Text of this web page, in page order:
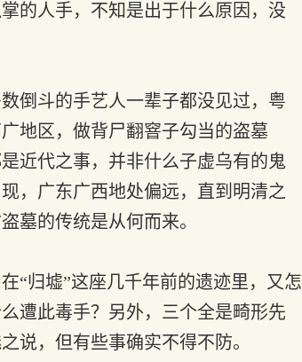
的人手，不知是出于什么原因，没
倒斗的手艺人一辈子都没见过，粤
地区，做背尸翻窨子勾当的盗墓
近代之事，并非什么子虚乌有的鬼
，广东广西地处偏远，直到明清之
墓的传统是从何而来。
“归墟”这座几千年前的遗迹里，又怎
遭此毒手？另外，三个全是畸形先
说，但有些事确实不得不防。